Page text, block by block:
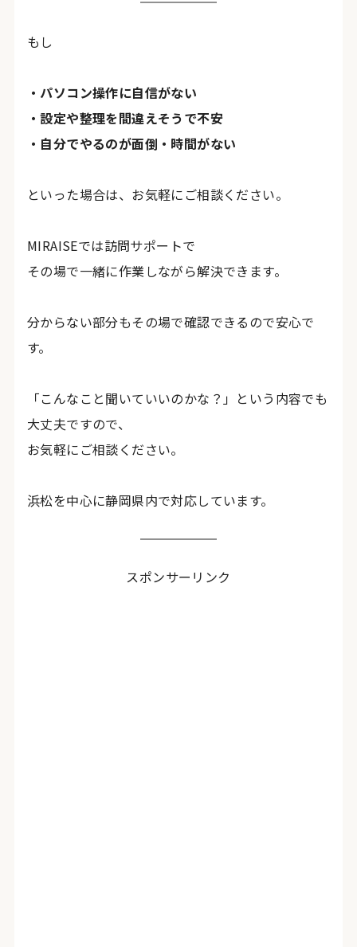
もし
・パソコン操作に自信がない
・設定や整理を間違えそうで不安
・自分でやるのが面倒・時間がない
といった場合は、お気軽にご相談ください。
MIRAISEでは訪問サポートで
その場で一緒に作業しながら解決できます。
分からない部分もその場で確認できるので安心で
す。
「こんなこと聞いていいのかな？」という内容でも
大丈夫ですので、
お気軽にご相談ください。
浜松を中心に静岡県内で対応しています。
スポンサーリンク